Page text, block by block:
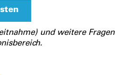
und weitere